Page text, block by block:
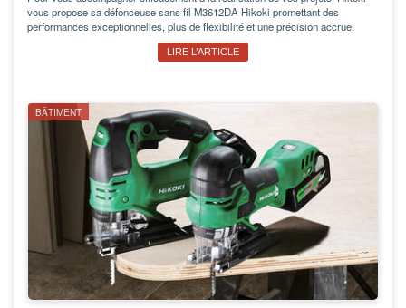
vous propose sa défonceuse sans fil M3612DA Hikoki promettant des
performances exceptionnelles, plus de flexibilité et une précision accrue.
LIRE L’ARTICLE
BÂTIMENT